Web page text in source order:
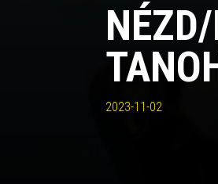
2023-11-02